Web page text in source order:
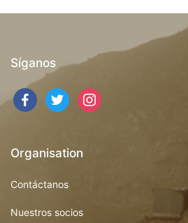
Síganos
Organisation
Contáctanos
Nuestros socios